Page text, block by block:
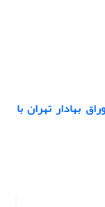
بهادار تهران با